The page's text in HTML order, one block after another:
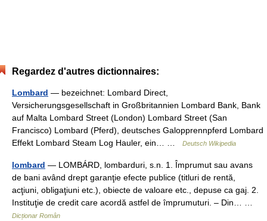
Regardez d'autres dictionnaires:
Lombard — bezeichnet: Lombard Direct,
Versicherungsgesellschaft in Großbritannien Lombard Bank, Bank
auf Malta Lombard Street (London) Lombard Street (San
Francisco) Lombard (Pferd), deutsches Galopprennpferd Lombard
Effekt Lombard Steam Log Hauler, ein… …
Deutsch Wikipedia
lombard — LOMBÁRD, lombarduri, s.n. 1. Împrumut sau avans
de bani având drept garanţie efecte publice (titluri de rentă,
acţiuni, obligaţiuni etc.), obiecte de valoare etc., depuse ca gaj. 2.
Instituţie de credit care acordă astfel de împrumuturi. – Din… …
Dicționar Român